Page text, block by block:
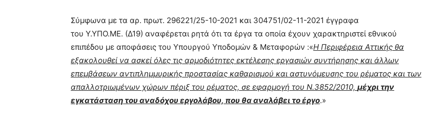
Σύμφωνα με τα αρ. πρωτ. 296221/25-10-2021 και 304751/02-11-2021 έγγραφα
του Υ.ΥΠΟ.ΜΕ. (Δ19) αναφέρεται ρητά ότι τα έργα τα οποία έχουν χαρακτηριστεί εθνικού
επιπέδου με αποφάσεις του Υπουργού Υποδομών & Μεταφορών :«Η Περιφέρεια Αττικής θα
εξακολουθεί να ασκεί όλες τις αρμοδιότητες εκτέλεσης εργασιών συντήρησης και άλλων
επεμβάσεων αντιπλημμυρικής προστασίας καθαρισμού και αστυνόμευσης του ρέματος και των
απαλλοτριωμένων χώρων πέριξ του ρέματος, σε εφαρμογή του Ν.3852/2010, μέχρι την
εγκατάσταση του αναδόχου εργολάβου, που θα αναλάβει το έργο.»